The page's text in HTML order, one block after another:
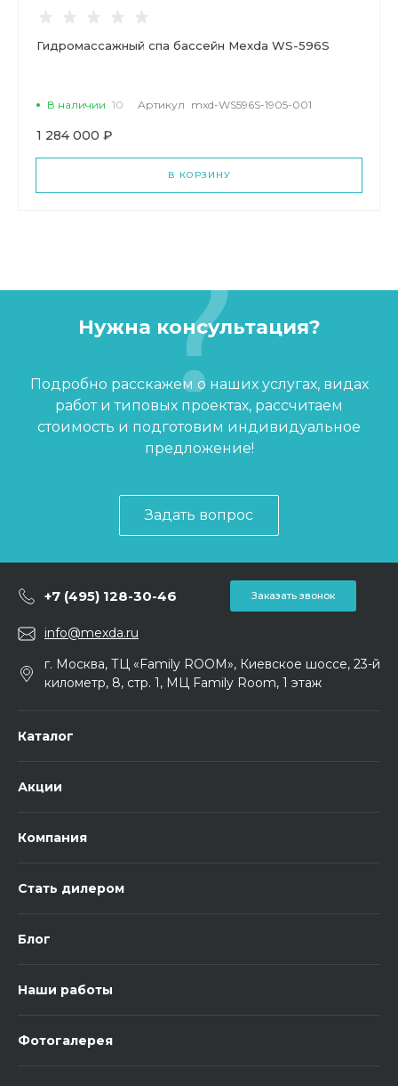
Гидромассажный спа бассейн Mexda WS-596S
В наличии 10 Артикул mxd-WS596S-1905-001
1 284 000 ₽
В КОРЗИНУ
Нужна консультация?
Подробно расскажем о наших услугах, видах
работ и типовых проектах, рассчитаем
стоимость и подготовим индивидуальное
предложение!
Задать вопрос
+7 (495) 128-30-46 Заказать звонок
info@mexda.ru
г. Москва, ТЦ «Family ROOM», Киевское шоссе, 23-й
километр, 8, стр. 1, МЦ Family Room, 1 этаж
Каталог
Акции
Компания
Стать дилером
Блог
Наши работы
Фотогалерея